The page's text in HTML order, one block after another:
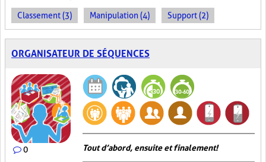
Classement (3) Manipulation (4) Support (2)
ORGANISATEUR DE SÉQUENCES
0 Tout d’abord, ensuite et finalement!